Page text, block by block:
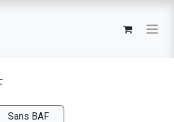
Sans BAF